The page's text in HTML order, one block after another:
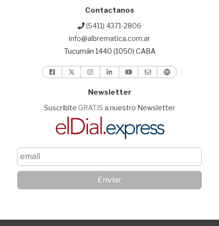
Contactanos
(5411) 4371-2806
info@albrematica.com.ar
Tucumán 1440 (1050) CABA
Newsletter
Suscribite GRATIS a nuestro Newsletter